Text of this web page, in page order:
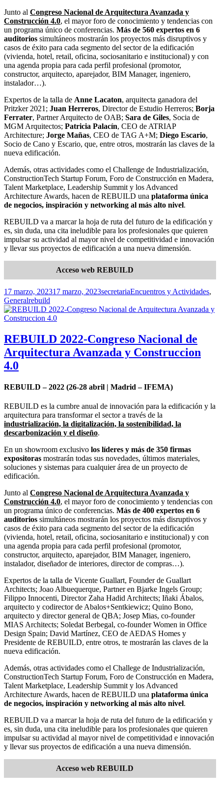
Junto al Congreso Nacional de Arquitectura Avanzada y
Construcción 4.0, el mayor foro de conocimiento y tendencias con
un programa único de conferencias. Más de 560 expertos en 6
auditorios simultáneos mostrarán los proyectos más disruptivos y
casos de éxito para cada segmento del sector de la edificación
(vivienda, hotel, retail, oficina, sociosanitario e institucional) y con
una agenda propia para cada perfil profesional (promotor,
constructor, arquitecto, aparejador, BIM Manager, ingeniero,
instalador…).
Expertos de la talla de Anne Lacaton, arquitecta ganadora del
Pritzker 2021; Juan Herreros, Director de Estudio Herreros; Borja
Ferrater, Partner Arquitecto de OAB; Sara de Giles, Socia de
MGM Arquitectos; Patricia Palacín, CEO de ATRIAP
Architecture; Jorge Mañas, CEO de TAG A+M; Diego Escario,
Socio de Cano y Escario, que, entre otros, mostrarán las claves de la
nueva edificación.
Además, otras actividades como el Challenge de Industrialización,
ConstructionTech Startup Forum, Foro de Construcción en Madera,
Talent Marketplace, Leadership Summit y los Advanced
Architecture Awards, hacen de REBUILD una plataforma única
de negocios, inspiración y networking al más alto nivel.
REBUILD va a marcar la hoja de ruta del futuro de la edificación y
es, sin duda, una cita ineludible para los profesionales que quieren
impulsar su actividad al mayor nivel de competitividad e innovación
y llevar sus proyectos de edificación a una nueva dimensión.
Acceso web REBUILD
Publicado
el
17 marzo, 202317 marzo, 2023Autor
secretariaCategorías
Encuentros y Actividades,
GeneralEtiquetas
rebuild
REBUILD 2022-Congreso Nacional de
Arquitectura Avanzada y Construccion
4.0
REBUILD – 2022 (26-28 abril | Madrid – IFEMA)
REBUILD es la cumbre anual de innovación para la edificación y la
arquitectura para transformar el sector a través de la
industrialización, la digitalización, la sostenibilidad, la
descarbonización y el diseño.
En un showroom exclusivo los líderes y más de 350 firmas
expositoras mostrarán todas sus novedades, últimos materiales,
soluciones y sistemas para cualquier área de un proyecto de
edificación.
Junto al Congreso Nacional de Arquitectura Avanzada y
Construcción 4.0, el mayor foro de conocimiento y tendencias con
un programa único de conferencias. Más de 400 expertos en 6
auditorios simultáneos mostrarán los proyectos más disruptivos y
casos de éxito para cada segmento del sector de la edificación
(vivienda, hotel, retail, oficina, sociosanitario e institucional) y con
una agenda propia para cada perfil profesional (promotor,
constructor, arquitecto, aparejador, BIM Manager, ingeniero,
instalador, diseñador de interiores, director de compras…).
Expertos de la talla de Vicente Guallart, Founder de Guallart
Architects; Joao Albuequerque, Partner en Bjarke Ingels Group;
Filippo Innocenti, Director Zaha Hadid Architects; Iñaki Ábalos,
arquitecto y codirector de Abalos+Sentkiewicz; Quino Bono,
arquitecto y director general de QBA; Josep Mias, co-founder
MIAS Architects; Soledat Berbegal, co-founder Women in Office
Design Spain; David Martínez, CEO de AEDAS Homes y
Presidente de REBUILD, entre otros, te mostrarán las claves de la
nueva edificación.
Además, otras actividades como el Challege de Industrialización,
ConstructionTech Startup Forum, Foro de Construcción en Madera,
Talent Marketplace, Leadership Summit y los Advanced
Architecture Awards, hacen de REBUILD una plataforma única
de negocios, inspiración y networking al más alto nivel.
REBUILD va a marcar la hoja de ruta del futuro de la edificación y
es, sin duda, una cita ineludible para los profesionales que quieren
impulsar su actividad al mayor nivel de competitividad e innovación
y llevar sus proyectos de edificación a una nueva dimensión.
Acceso web REBUILD